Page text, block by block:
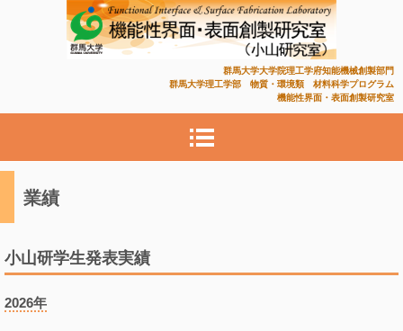
機能性界面・表面創製研究
室
群馬大学大学院理工学府知能機械創製部門
群馬大学理工学部 物質・環境類 材料科学プログラム
機能性界面・表面創製研究室
業績
小山研学生発表実績
2026年